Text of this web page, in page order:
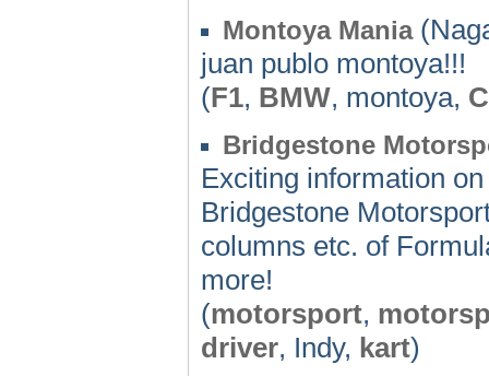
Montoya Mania
juan publo montoya!!!
(F1, BMW, montoya,
Bridgestone
Exciting information
Bridgestone
columns etc. of
more!
(motorsport,
driver, Indy, kart)